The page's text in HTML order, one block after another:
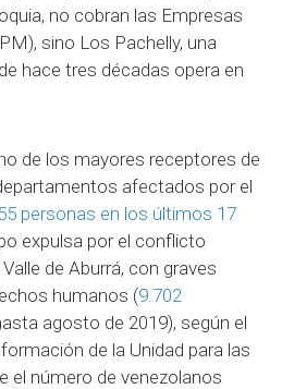
no cobran las Empresas
sino Los Pachelly, una
hace tres décadas opera en
de los mayores receptores de
afectados por el
personas en los últimos 17
expulsa por el conflicto
de Aburrá, con graves
humanos (9.702
agosto de 2019), según el
de la Unidad para las
el número de venezolanos